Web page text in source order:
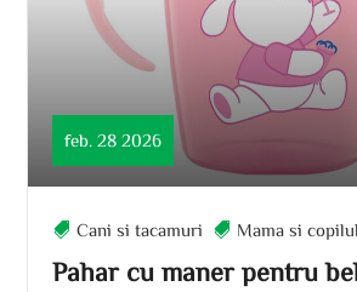
Pahar cu maner pentru
feb. 28 2026
Cani si tacamuri Mama si copilul